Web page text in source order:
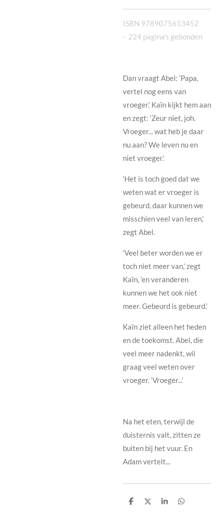
ISBN 9789075613452
- 224 pagina's gebonden
Dan vraagt Abel: ‘Papa,
vertel nog eens van
vroeger.’ Kaïn kijkt hem aan
en zegt: ‘Zeur niet, joh.
Vroeger... wat heb je daar
nu aan? We leven nu en
niet vroeger.’
‘Het is toch goed dat we
weten wat er vroeger is
gebeurd, daar kunnen we
misschien veel van leren,’
zegt Abel.
‘Veel beter worden we er
toch niet meer van,’ zegt
Kaïn, ‘en veranderen
kunnen we het ook niet
meer. Gebeurd is gebeurd.’
Kaïn ziet alleen het heden
en de toekomst. Abel, die
veel meer nadenkt, wil
graag veel weten over
vroeger. ‘Vroeger...’
Na het eten, terwijl de
duisternis valt, zitten ze
buiten bij het vuur. En
Adam vertelt...
D
D
S
D